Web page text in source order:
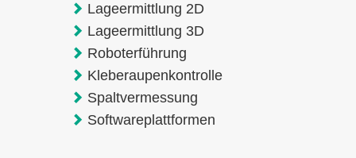
Lageermittlung 2D
Lageermittlung 3D
Roboterführung
Kleberaupenkontrolle
Spaltvermessung
Softwareplattformen